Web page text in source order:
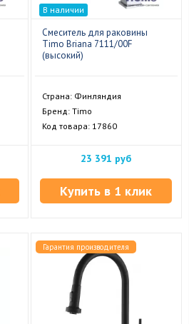
В наличии
Смеситель для раковины
Timo Briana 7111/00F
(высокий)
Страна: Финляндия
Бренд: Timo
Код товара: 17860
23 391 руб
Купить в 1 клик
Гарантия производителя